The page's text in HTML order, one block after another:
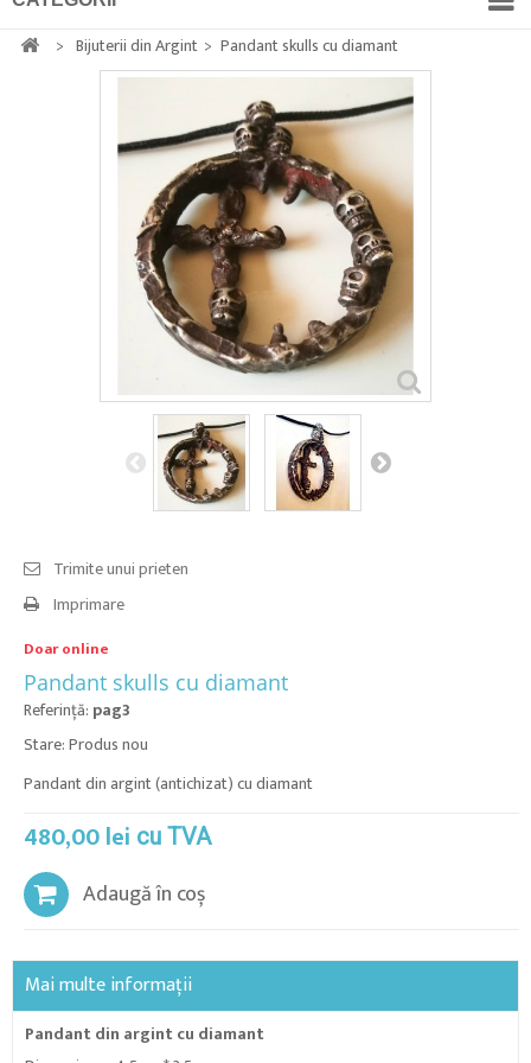
> Bijuterii din Argint > Pandant skulls cu diamant
Trimite unui prieten
Imprimare
Doar online
Pandant skulls cu diamant
Referinţă: pag3
Stare:Produs nou
Pandant din argint (antichizat) cu diamant
480,00 lei cu TVA
Adaugă în coș
Mai multe informații
Pandant din argint cu diamant